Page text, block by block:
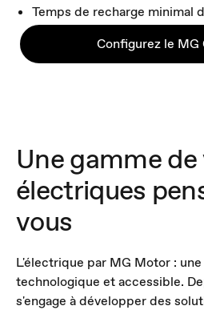
Temps de recharge minimal
Configurez le
Une gamme
électriques
vous
L'électrique par MG Motor :
technologique et accessible.
s'engage à développer des